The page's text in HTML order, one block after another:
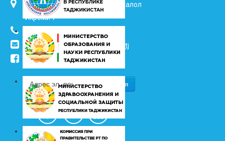
734025, г. Душанбе, улица Джалол
Икроми 7
(+992 37) 2217352
info@vhk.tj
info@ombudsman.tj
/kudakon